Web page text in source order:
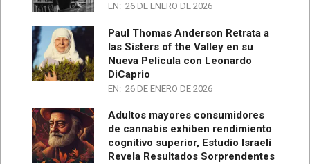
EN: 26 DE ENERO DE 2026
Paul Thomas Anderson Retrata a
las Sisters of the Valley en su
Nueva Película con Leonardo
DiCaprio
EN: 26 DE ENERO DE 2026
Adultos mayores consumidores
de cannabis exhiben rendimiento
cognitivo superior, Estudio Israelí
Revela Resultados Sorprendentes